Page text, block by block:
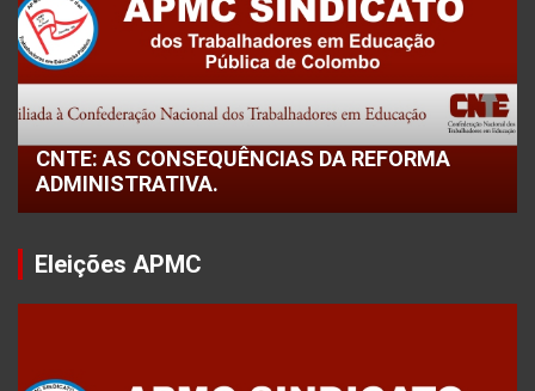
CNTE: AS CONSEQUÊNCIAS DA REFORMA
ADMINISTRATIVA.
Eleições APMC